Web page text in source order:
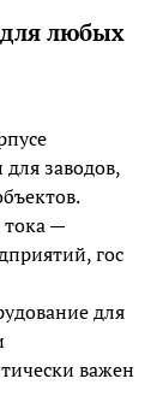
для любых
заводов,
тока —
гос
для
важен